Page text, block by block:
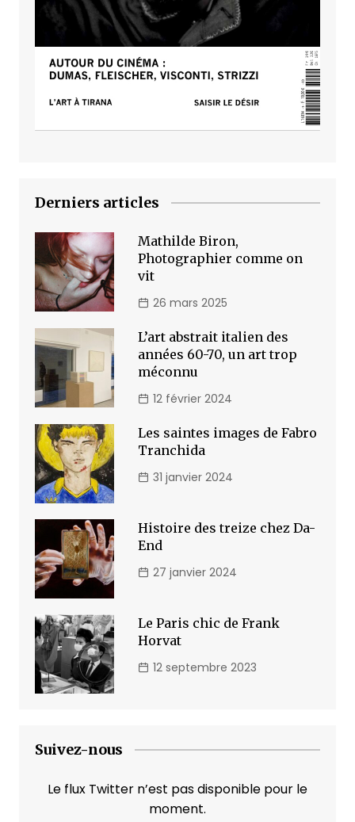
Derniers articles
Mathilde Biron,
Photographier comme on
vit
26 mars 2025
L’art abstrait italien des
années 60-70, un art trop
méconnu
12 février 2024
Les saintes images de Fabro
Tranchida
31 janvier 2024
Histoire des treize chez Da-
End
27 janvier 2024
Le Paris chic de Frank
Horvat
12 septembre 2023
Suivez-nous
Le flux Twitter n’est pas disponible pour le
moment.